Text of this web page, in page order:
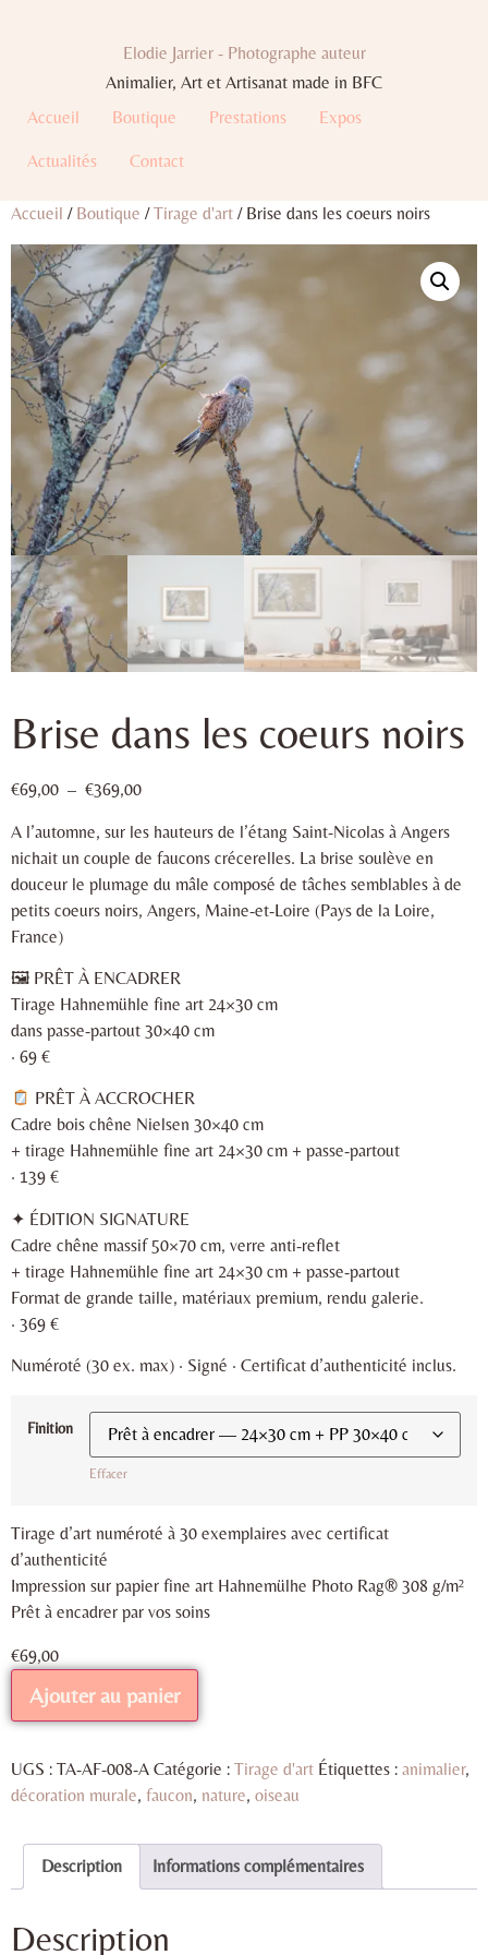
Elodie Jarrier - Photographe auteur
Animalier, Art et Artisanat made in BFC
Accueil
Boutique Prestations Expos
Actualités Contact
Accueil / Boutique /Tirage d'art / Brise dans les coeurs noirs
Brise dans les coeurs noirs
€69,00 – €369,00
A l’automne, sur les hauteurs de l’étang Saint-Nicolas à Angers
nichait un couple de faucons crécerelles. La brise soulève en
douceur le plumage du mâle composé de tâches semblables à de
petits coeurs noirs, Angers, Maine-et-Loire (Pays de la Loire,
France)
🖼 PRÊT À ENCADRER
Tirage Hahnemühle fine art 24×30 cm
dans passe-partout 30×40 cm
· 69 €
PRÊT À ACCROCHER
Cadre bois chêne Nielsen 30×40 cm
+ tirage Hahnemühle fine art 24×30 cm + passe-partout
· 139 €
✦ ÉDITION SIGNATURE
Cadre chêne massif 50×70 cm, verre anti-reflet
+ tirage Hahnemühle fine art 24×30 cm + passe-partout
Format de grande taille, matériaux premium, rendu galerie.
· 369 €
Numéroté (30 ex. max) · Signé · Certificat d’authenticité inclus.
Finition
Effacer
Tirage d’art numéroté à 30 exemplaires avec certificat
d’authenticité
Impression sur papier fine art Hahnemülhe Photo Rag® 308 g/m²
Prêt à encadrer par vos soins
€69,00
Ajouter au panier
UGS : TA-AF-008-A Catégorie : Tirage d'art Étiquettes : animalier,
décoration murale, faucon, nature, oiseau
Description Informations complémentaires
Description